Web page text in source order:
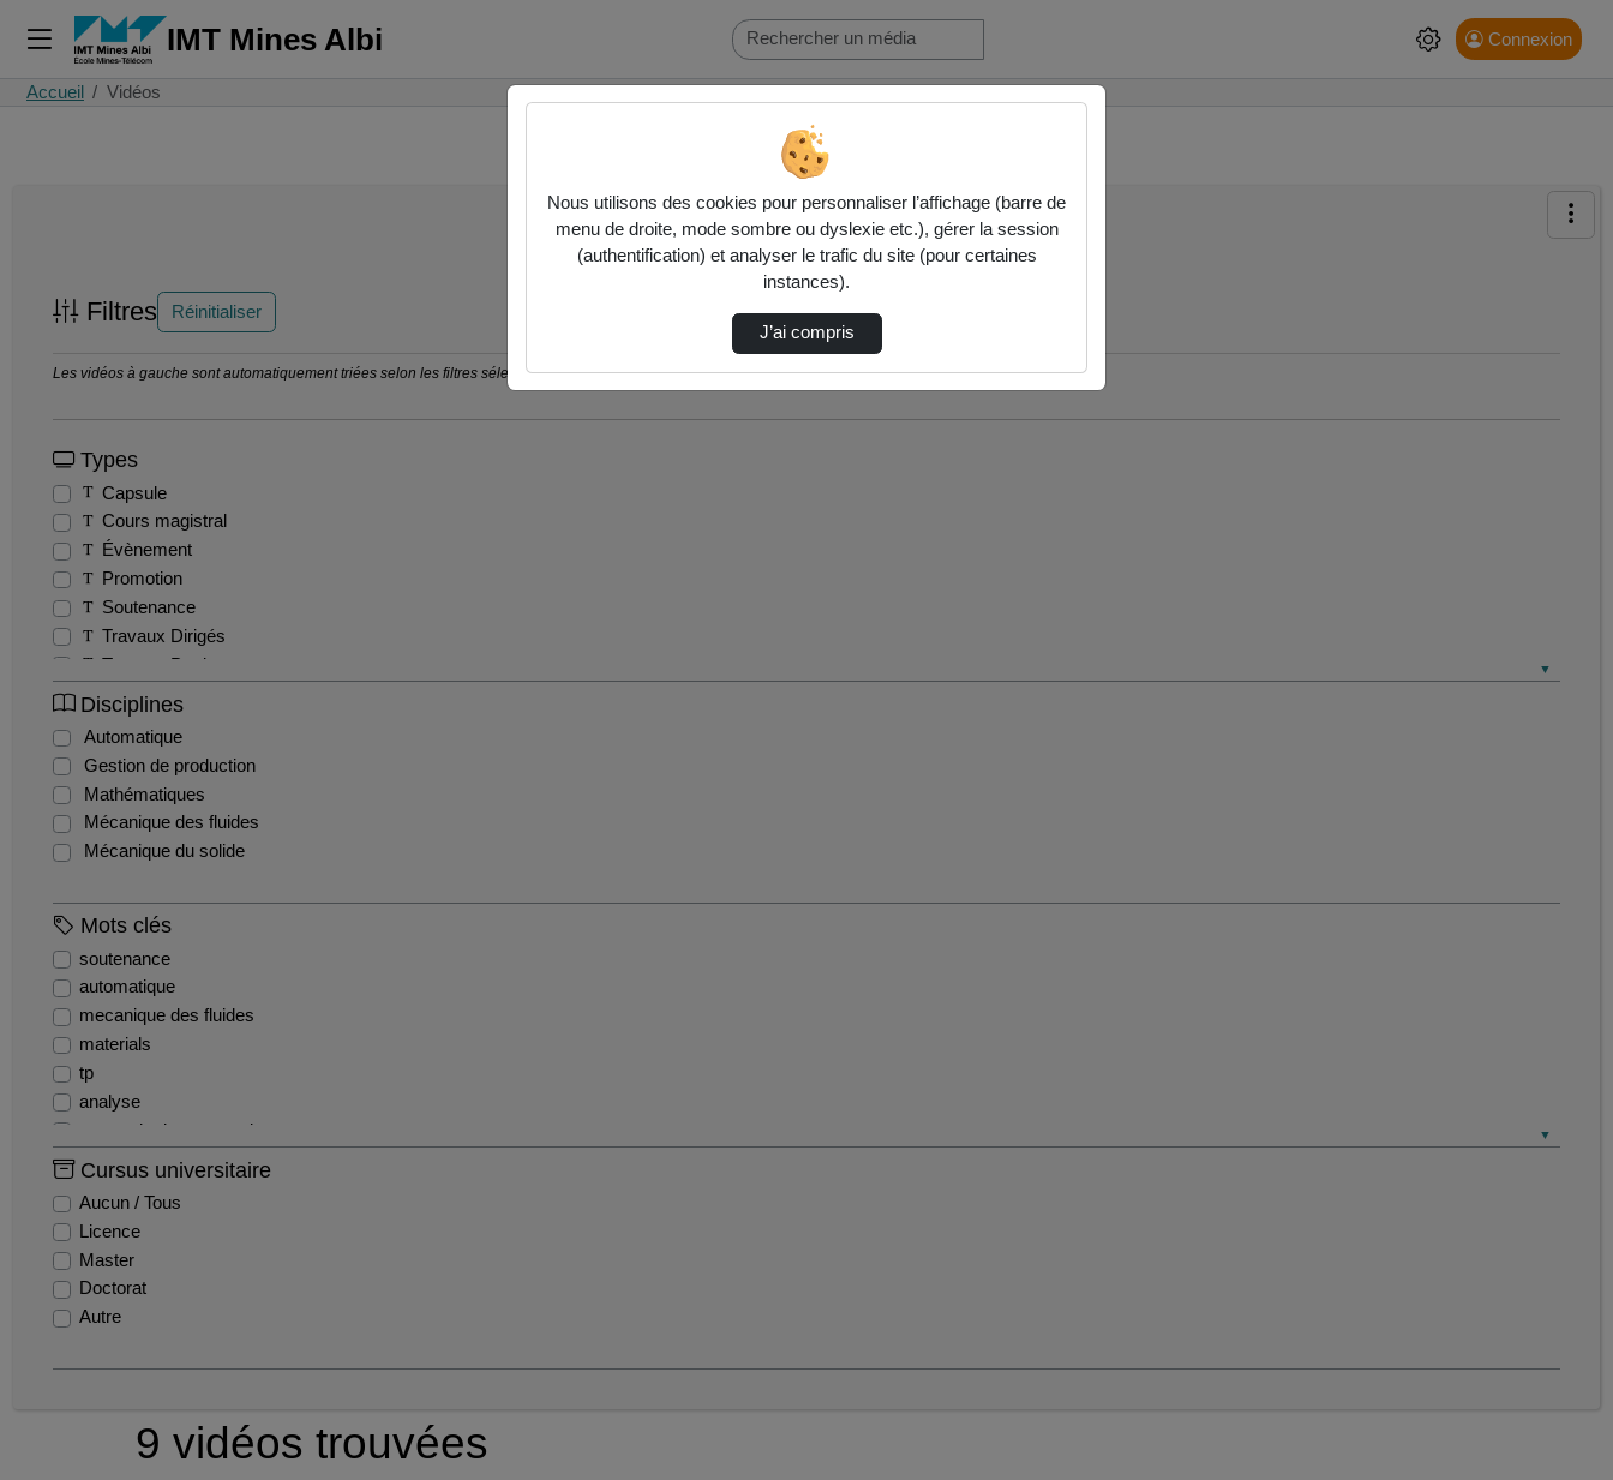
IMT Mines Albi Connexion
Accueil Vidéos
Filtres Réinitialiser
Les vidéos à gauche sont automatiquement triées selon les filtres sélectionnés ci-dessous. Consultez les options pour ajuster les résultats.
Types
Capsule
Cours magistral
Évènement
Promotion
Soutenance
Travaux Dirigés
Travaux Pratiques
Tutoriel
Disciplines
Automatique
Gestion de production
Mathématiques
Mécanique des fluides
Mécanique du solide
Mots clés
soutenance
automatique
mecanique des fluides
materials
tp
analyse
centre de documentation
communication interne
Cursus universitaire
Aucun / Tous
Licence
Master
Doctorat
Autre
9 vidéos trouvées
Nous utilisons des cookies pour personnaliser l’affichage (barre de
menu de droite, mode sombre ou dyslexie etc.), gérer la session
(authentification) et analyser le trafic du site (pour certaines
instances).
J’ai compris